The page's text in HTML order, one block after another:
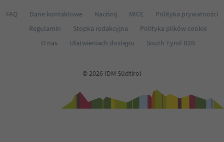
FAQ Dane kontaktowe Naciśnij MICE
Polityka prywatności
Regulamin
Stopka redakcyjna
Polityka plików cookie
O nas
Ułatwieniach dostępu South Tyrol B2B
© 2026 IDM Südtirol